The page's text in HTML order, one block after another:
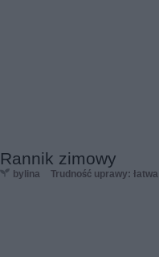
Rannik zimowy
bylina Trudność uprawy: łatwa